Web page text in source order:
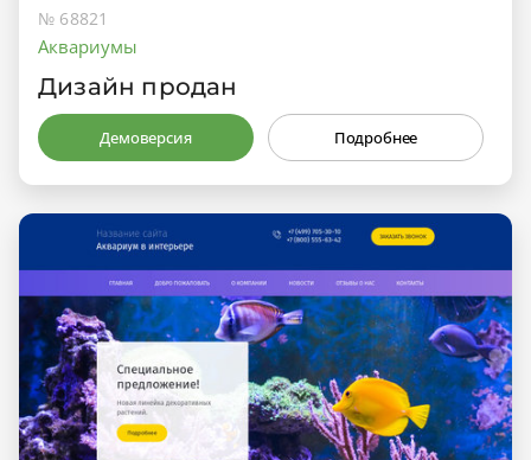
№ 68821
Аквариумы
Дизайн продан
Демоверсия Подробнее